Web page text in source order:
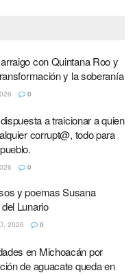
con Quintana Roo y
y la soberanía
0
a traicionar a quien
corrupt@, todo para
0
y poemas Susana
Lunario
2026 0
en Michoacán por
de aguacate queda en